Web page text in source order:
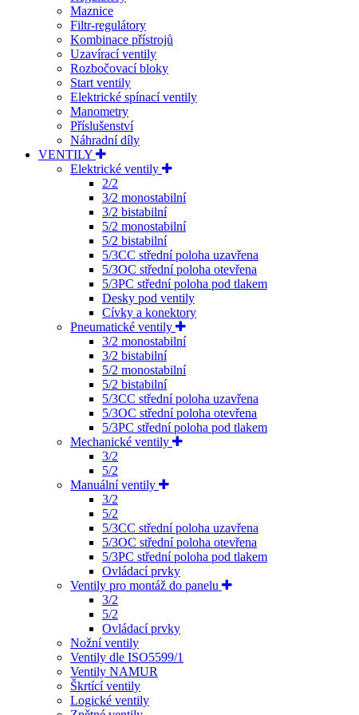
Maznice
Filtr-regulátory
Kombinace přístrojů
Uzavírací ventily
Rozbočovací bloky
Start ventily
Elektrické spínací ventily
Manometry
Příslušenství
Náhradní díly
VENTILY
Elektrické ventily
2/2
3/2 monostabilní
3/2 bistabilní
5/2 monostabilní
5/2 bistabilní
5/3CC střední poloha uzavřena
5/3OC střední poloha otevřena
5/3PC střední poloha pod tlakem
Desky pod ventily
Cívky a konektory
Pneumatické ventily
3/2 monostabilní
3/2 bistabilní
5/2 monostabilní
5/2 bistabilní
5/3CC střední poloha uzavřena
5/3OC střední poloha otevřena
5/3PC střední poloha pod tlakem
Mechanické ventily
3/2
5/2
Manuální ventily
3/2
5/2
5/3CC střední poloha uzavřena
5/3OC střední poloha otevřena
5/3PC střední poloha pod tlakem
Ovládací prvky
Ventily pro montáž do panelu
3/2
5/2
Ovládací prvky
Nožní ventily
Ventily dle ISO5599/1
Ventily NAMUR
Škrtící ventily
Logické ventily